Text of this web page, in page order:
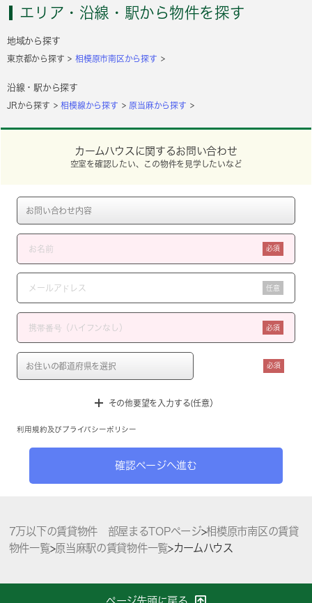
エリア・沿線・駅から物件を探す
地域から探す
東京都から探す 相模原市南区から探す
沿線・駅から探す
JRから探す 相模線から探す 原当麻から探す
カームハウスに関するお問い合わせ
空室を確認したい、この物件を見学したいなど
必須
任意
必須
必須
その他要望を入力する(任意）
利用規約 及び プライバシーポリシー
確認ページへ進む
7万以下の賃貸物件 部屋まるTOPページ>相模原市南区の賃貸
物件一覧>原当麻駅の賃貸物件一覧>カームハウス